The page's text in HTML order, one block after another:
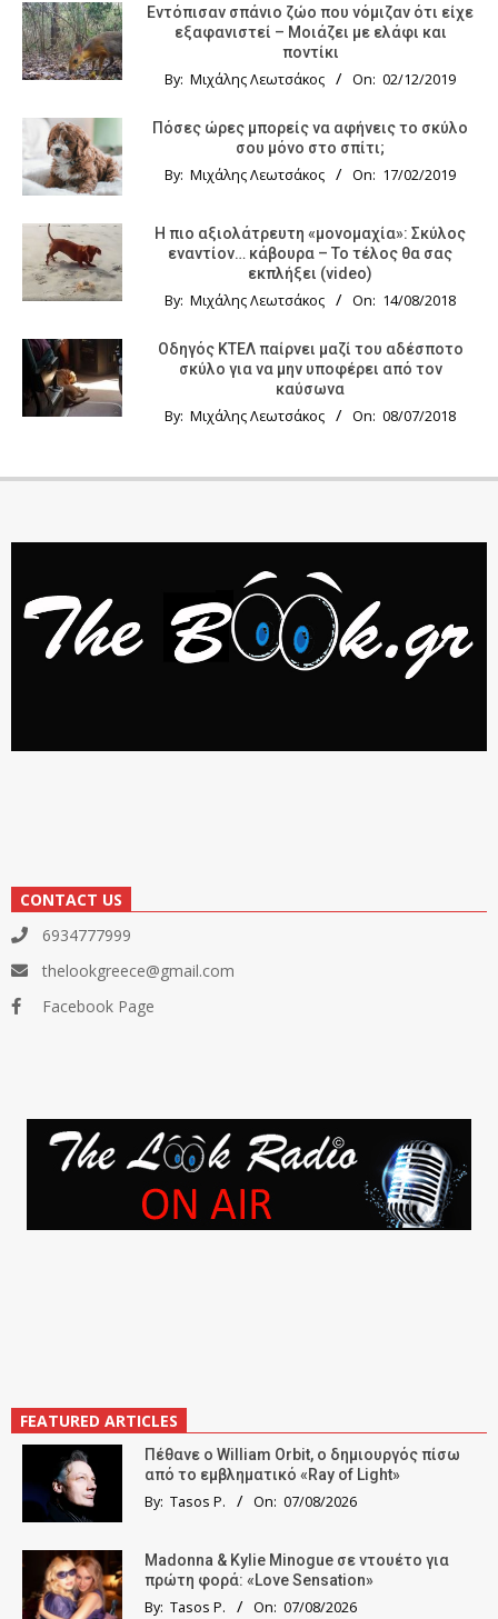
Εντόπισαν σπάνιο ζώο που νόμιζαν ότι είχε
εξαφανιστεί – Μοιάζει με ελάφι και
ποντίκι
By: Μιχάλης Λεωτσάκος On: 02/12/2019
Πόσες ώρες μπορείς να αφήνεις το σκύλο
σου μόνο στο σπίτι;
By: Μιχάλης Λεωτσάκος On: 17/02/2019
Η πιο αξιολάτρευτη «μονομαχία»: Σκύλος
εναντίον… κάβουρα – Το τέλος θα σας
εκπλήξει (video)
By: Μιχάλης Λεωτσάκος On: 14/08/2018
Οδηγός KTΕΛ παίρνει μαζί του αδέσποτο
σκύλο για να μην υποφέρει από τον
καύσωνα
By: Μιχάλης Λεωτσάκος On: 08/07/2018
CONTACT US
6934777999
thelookgreece@gmail.com
Facebook Page
FEATURED ARTICLES
Πέθανε ο William Orbit, ο δημιουργός πίσω
από το εμβληματικό «Ray of Light»
By: Tasos P. On: 07/08/2026
Madonna & Kylie Minogue σε ντουέτο για
πρώτη φορά: «Love Sensation»
By: Tasos P. On: 07/08/2026